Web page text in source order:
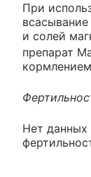
При
и солей
препарат
Нет данных